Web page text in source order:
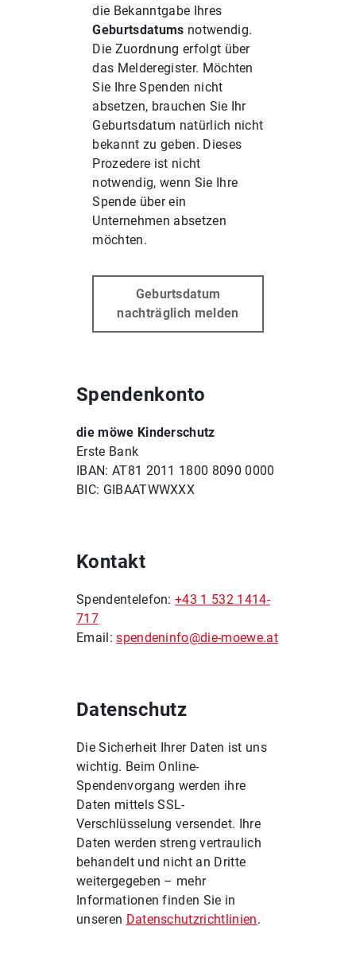
die Bekanntgabe Ihres
Geburtsdatums notwendig.
Die Zuordnung erfolgt über
das Melderegister. Möchten
Sie Ihre Spenden nicht
absetzen, brauchen Sie Ihr
Geburtsdatum natürlich nicht
bekannt zu geben. Dieses
Prozedere ist nicht
notwendig, wenn Sie Ihre
Spende über ein
Unternehmen absetzen
möchten.
Geburtsdatum
nachträglich melden
Spendenkonto
die möwe Kinderschutz
Erste Bank
IBAN: AT81 2011 1800 8090 0000
BIC: GIBAATWWXXX
Kontakt
Spendentelefon:+43 1 532 1414-
717
Email:spendeninfo@die-moewe.at
Datenschutz
Die Sicherheit Ihrer Daten ist uns
wichtig. Beim Online-
Spendenvorgang werden ihre
Daten mittels SSL-
Verschlüsselung versendet. Ihre
Daten werden streng vertraulich
behandelt und nicht an Dritte
weitergegeben – mehr
Informationen finden Sie in
unseren Datenschutzrichtlinien.